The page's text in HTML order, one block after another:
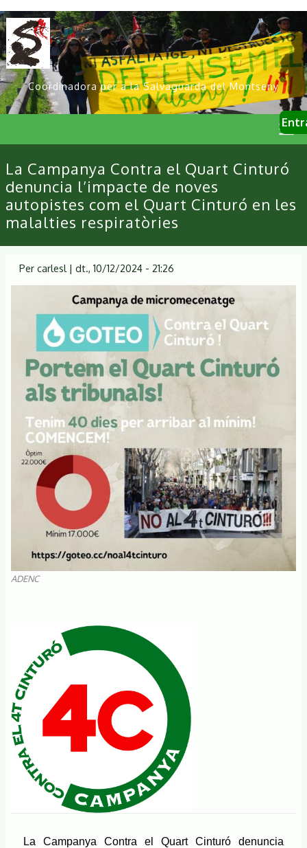
Vés
al
contingut
Coordinadora per a la Salvaguarda del Montseny
User
Primary
links
La Campanya Contra el Quart Cinturó
denuncia l’impacte de noves
autopistes com el Quart Cinturó en les
malalties respiratòries
Per carlesl | dt., 10/12/2024 - 21:26
ADENC
La Campanya Contra el Quart Cinturó denuncia